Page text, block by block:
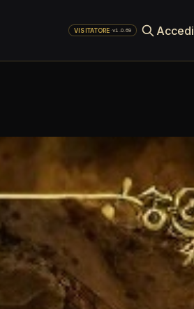
VISITATORE ·v1.0.69 Accedi